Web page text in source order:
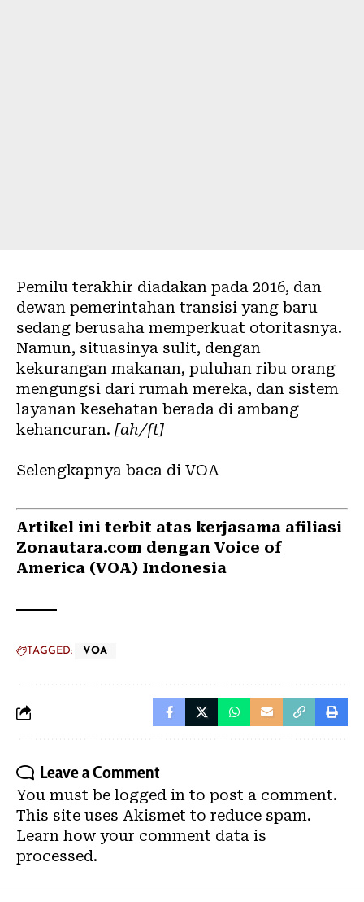
Pemilu terakhir diadakan pada 2016, dan
dewan pemerintahan transisi yang baru
sedang berusaha memperkuat otoritasnya.
Namun, situasinya sulit, dengan
kekurangan makanan, puluhan ribu orang
mengungsi dari rumah mereka, dan sistem
layanan kesehatan berada di ambang
kehancuran. [ah/ft]
Selengkapnya baca di VOA
Artikel ini terbit atas kerjasama afiliasi
Zonautara.com dengan Voice of
America (VOA) Indonesia
TAGGED: VOA
Leave a Comment
You must be logged in to post a comment.
This site uses Akismet to reduce spam.
Learn how your comment data is
processed.